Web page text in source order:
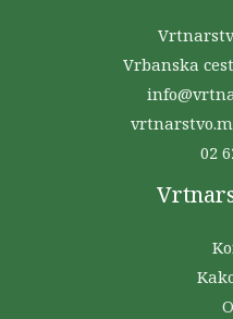
Vrbanska
02